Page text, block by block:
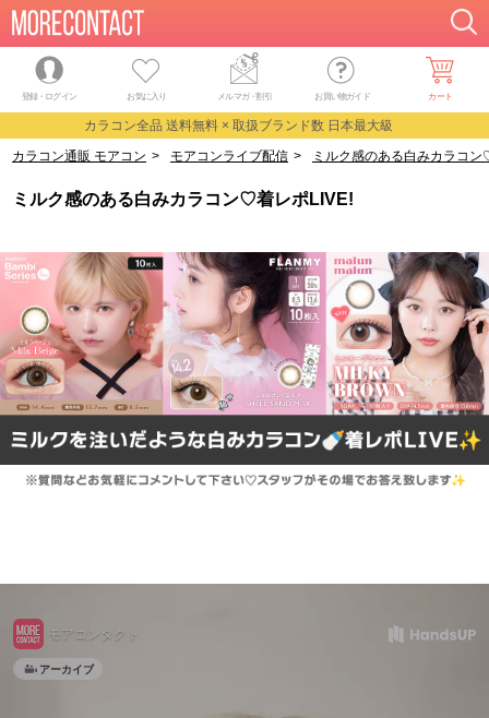
登録・ログイン お気に入り メルマガ・割引 お買い物ガイド カート
カラコン全品 送料無料 × 取扱ブランド数 日本最大級
カラコン通販 モアコン > モアコンライブ配信 > ミルク感のある白みカラコ
ミルク感のある白みカラコン♡着レポLIVE!